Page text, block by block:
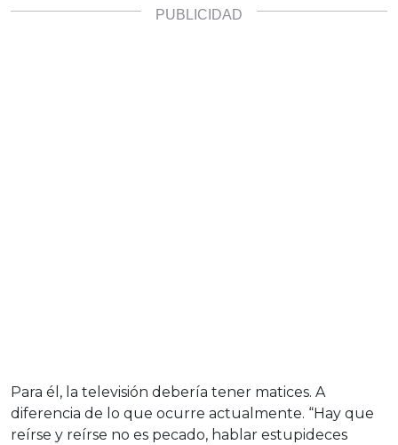
Para él, la televisión debería tener matices. A
diferencia de lo que ocurre actualmente. “Hay que
reírse y reírse no es pecado, hablar estupideces